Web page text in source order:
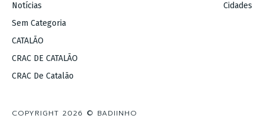
Notícias
Sem Categoria
CATALÃO
CRAC DE CATALÃO
CRAC De Catalão
Cidades
COPYRIGHT 2026 © BADIINHO